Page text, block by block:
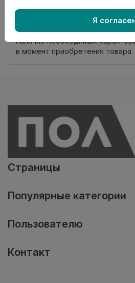
Внимание! Внешний вид товара
представленного на
наличие необходимых
в момент приобретения товара.
Страницы
Популярные категории
Пользователю
Контакт
Я